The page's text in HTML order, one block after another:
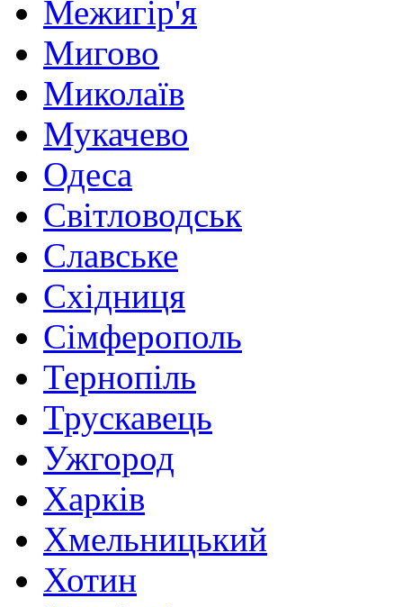
Межигір'я
Мигово
Миколаїв
Мукачево
Одеса
Світловодськ
Славське
Східниця
Сімферополь
Тернопіль
Трускавець
Ужгород
Харків
Хмельницький
Хотин